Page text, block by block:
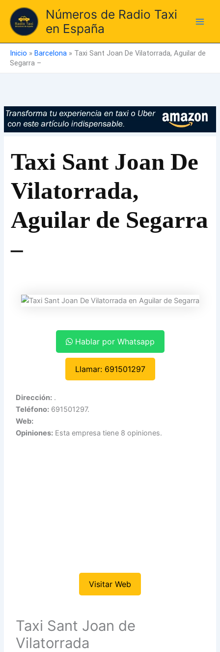
contenido
Números de Radio Taxi
en España
Inicio » Barcelona » Taxi Sant Joan De Vilatorrada, Aguilar de
Segarra –
Taxi Sant Joan De
Vilatorrada,
Aguilar de Segarra
–
Hablar por Whatsapp
Llamar: 691501297
Dirección: .
Teléfono: 691501297.
Web:
Opiniones: Esta empresa tiene 8 opiniones.
Visitar Web
Taxi Sant Joan de
Vilatorrada